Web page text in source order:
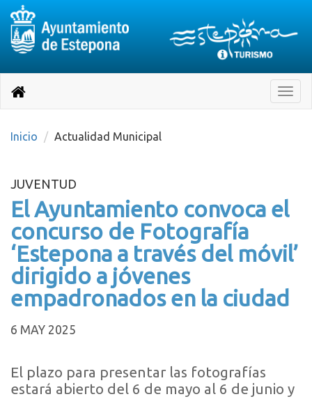
página
Toggle
Destino:
Volver
inicio
Inicio Actualidad Municipal
JUVENTUD
El Ayuntamiento convoca el
concurso de Fotografía
‘Estepona a través del móvil’
dirigido a jóvenes
empadronados en la ciudad
6 MAY 2025
El plazo para presentar las fotografías
estará abierto del 6 de mayo al 6 de junio y